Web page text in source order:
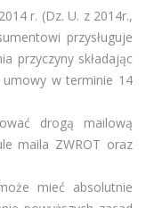
r. (Dz. U. z 2014r.,
przysługuje
przyczyny składając
umowy w terminie 14
drogą mailową
maila ZWROT oraz
mieć absolutnie